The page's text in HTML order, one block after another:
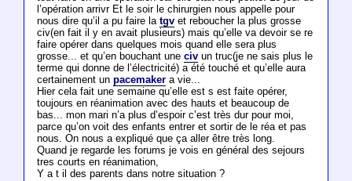
l’opération arrivr Et le soir le chirurgien nous appelle pour
nous dire qu’il a pu faire la tgvet reboucher la plus grosse
civ(en fait il y en avait plusieurs) mais qu’elle va devoir se re
faire opérer dans quelques mois quand elle sera plus
grosse... et qu’en bouchant une civun truc(je ne sais plus le
terme qui donne de l’électricité) a été touché et qu’elle aura
certainement un pacemakera vie...
Hier cela fait une semaine qu’elle est s est faite opérer,
toujours en réanimation avec des hauts et beaucoup de
bas... mon mari n’a plus d’espoir c’est très dur pour moi,
parce qu’on voit des enfants entrer et sortir de le réa et pas
nous. On nous a expliqué que ça aller être très long.
Quand je regarde les forums je vois en général des sejours
tres courts en réanimation,
Y a t il des parents dans notre situation ?